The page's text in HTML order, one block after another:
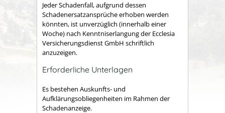
Jeder Schadenfall, aufgrund dessen
Schadenersatzansprüche erhoben werden
könnten, ist unverzüglich (innerhalb einer
Woche) nach Kenntniserlangung der Ecclesia
Versicherungsdienst GmbH schriftlich
anzuzeigen.
Erforderliche Unterlagen
Es bestehen Auskunfts- und
Aufklärungsobliegenheiten im Rahmen der
Schadenanzeige.